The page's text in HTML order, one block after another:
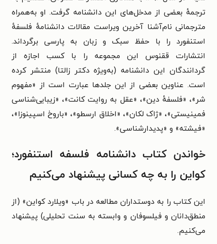
ترجمهٔ بعضی از مدخل‌های این دانشنامه گرفت. او به‌همراه
مترجمانی نام‌آشنا آخرین ویراست مقالات دانشنامهٔ فلسفهٔ
استنفورد را با حفظ سبک و زبان به پارسی برگرداند.
انتشارات ققنوس این مجموعه را با کسب اجازه از
گردانندگان این دانشنامه (به‌ویژه دکتر زالتا) منتشر کرده
است. عناوین بعضی از این جلدها عبارت است از «مفهوم
شر»، «فلسفهٔ دین»، «عقل به روایت کانت»، «زیبایی‌شناسی
فمینیستی»، «ژاک لکان»، «اخلاق ارسطو»، «باروخ اسپینوزا»،
«فیشته» و «پدیدارشناسی».
خواندن کتاب دانشنامه فلسفه استنفورد؛
کواین را به چه کسانی پیشنهاد می‌کنیم
این کتاب را به دوستداران مطالعه در باب «ویلارد کواین» (از
منطق‌دانان و فیلسوفان و وابسته به سنت تحلیلی) پیشنهاد
می‌کنیم.